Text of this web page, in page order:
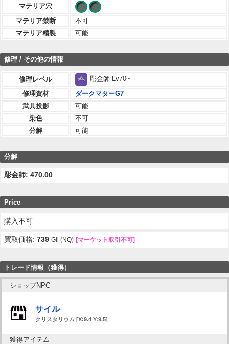
マテリア穴
マテリア禁断
不可
マテリア精製
可能
修理 / その他の情報
修理レベル
彫金師 Lv70~
修理資材
ダークマターG7
武具投影
可能
染色
不可
分解
可能
分解
彫金師: 470.00
Price
購入不可
買取価格:739 Gil (NQ) [マーケット取引不可]
トレード情報（獲得）
ショップNPC
サイル
クリスタリウム [X:9.4 Y:9.5]
獲得アイテム